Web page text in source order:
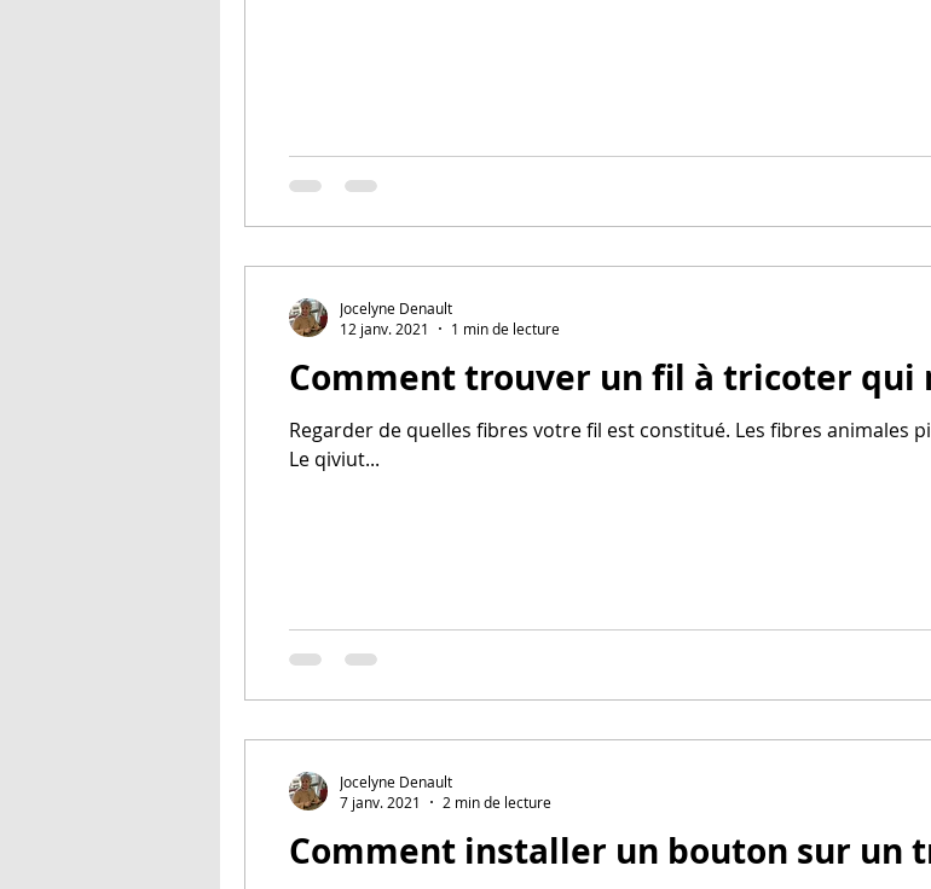
Comment trouver un fil à tricoter qui
Regarder de quelles fibres votre fil est constitué. Les fibres animales
Le qiviut...
Jocelyne Denault
12 janv. 2021
1 min de lecture
Comment installer un bouton sur un
Jocelyne Denault
7 janv. 2021
2 min de lecture